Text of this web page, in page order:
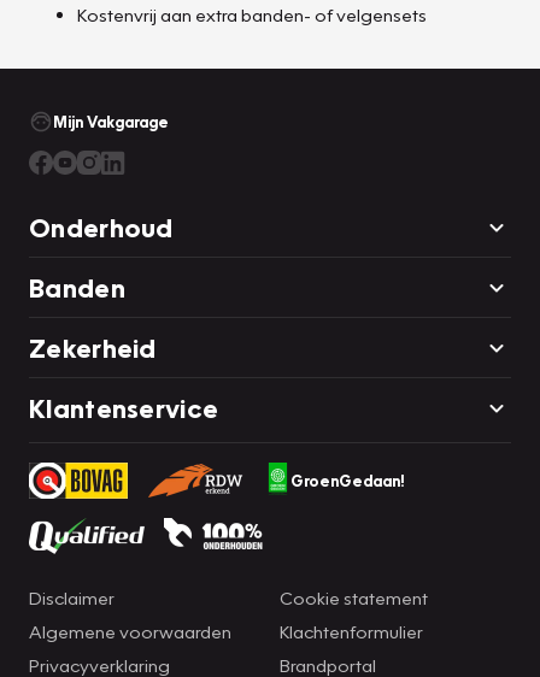
Kostenvrij aan extra banden- of velgensets
Mijn Vakgarage
Onderhoud
Banden
Zekerheid
Klantenservice
GroenGedaan!
Disclaimer
Algemene voorwaarden
Privacyverklaring
Cookie statement
Klachtenformulier
Brandportal